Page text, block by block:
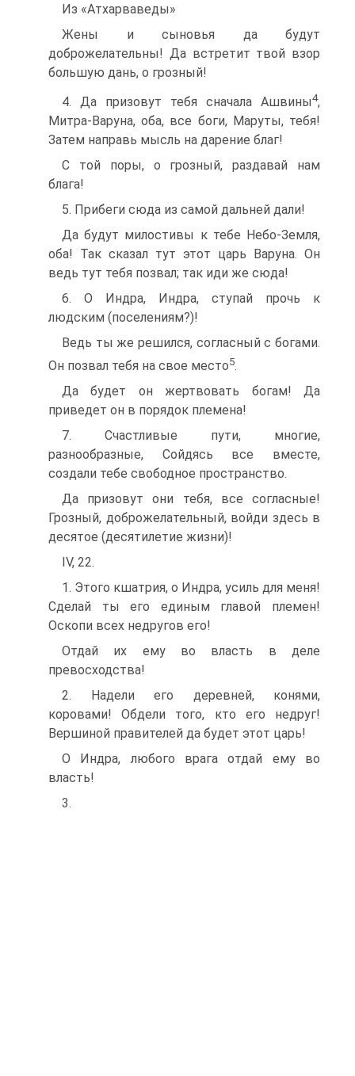
Из «Атхарваведы»
Жены и сыновья да будут
доброжелательны! Да встретит твой взор
большую дань, о грозный!
4. Да призовут тебя сначала Ашвины4,
Митра-Варуна, оба, все боги, Маруты, тебя!
Затем направь мысль на дарение благ!
C той поры, о грозный, раздавай нам
блага!
5. Прибеги сюда из самой дальней дали!
Да будут милостивы к тебе Небо-Земля,
оба! Так сказал тут этот царь Варуна. Он
ведь тут тебя позвал; так иди же сюда!
6. О Индра, Индра, ступай прочь к
людским (поселениям?)!
Ведь ты же решился, согласный с богами.
Он позвал тебя на свое место5.
Да будет он жертвовать богам! Да
приведет он в порядок племена!
7. Счастливые пути, многие,
разнообразные, Сойдясь все вместе,
создали тебе свободное пространство.
Да призовут они тебя, все согласные!
Грозный, доброжелательный, войди здесь в
десятое (десятилетие жизни)!
IV, 22.
1. Этого кшатрия, о Индра, усиль для меня!
Сделай ты его единым главой племен!
Оскопи всех недругов его!
Отдай их ему во власть в деле
превосходства!
2. Надели его деревней, конями,
коровами! Обдели того, кто его недруг!
Вершиной правителей да будет этот царь!
О Индра, любого врага отдай ему во
власть!
3.